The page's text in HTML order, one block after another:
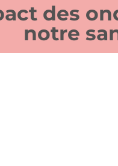
des
notre